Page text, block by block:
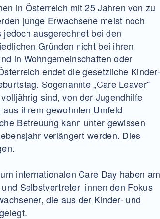
in Österreich mit 25 Jahren von zu
junge Erwachsene meist noch
ausgerechnet bei den
Gründen nicht bei ihren
in Wohngemeinschaften oder
endet die gesetzliche Kinder-
Sogenannte „Care Leaver“
sind, von der Jugendhilfe
ihrem gewohnten Umfeld
Betreuung kann unter gewissen
verlängert werden. Dies
internationalen Care Day haben am
Selbstvertreter_innen den Fokus
die aus der Kinder- und